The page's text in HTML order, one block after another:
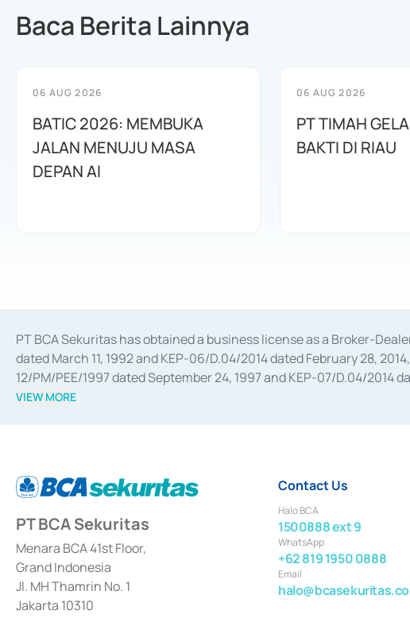
Baca Berita Lainnya
06 AUG 2026
BATIC 2026: MEMBUKA
JALAN MENUJU MASA
DEPAN AI
06 AUG 2026
PT TIMAH
BAKTI DI RIAU
PT BCA Sekuritas has obtained a business license as a Broker-
dated March 11, 1992 and KEP-06/D.04/2014 dated February 28,
12/PM/PEE/1997 dated September 24, 1997 and KEP-07/D.04/
divestments, and joint ventures based on the decree of the
Settlement of Commercial Paper Transactions whose license was
VIEW MORE
PT BCA Sekuritas
Menara BCA 41st Floor,
Grand Indonesia
Jl. MH Thamrin No. 1
Jakarta 10310
Contact Us
Halo BCA
1500888 ext 9
WhatsApp
+62 819 1950 0888
Email